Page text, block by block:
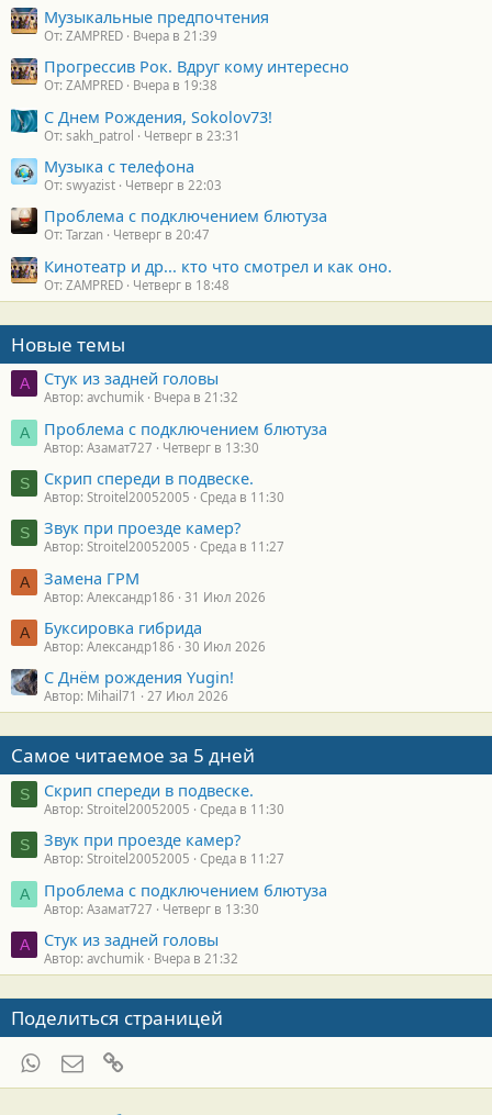
Музыкальные предпочтения
От: ZAMPRED Вчера в 21:39
Прогрессив Рок. Вдруг кому интересно
От: ZAMPRED Вчера в 19:38
С Днем Рождения, Sokolov73!
От: sakh_patrol Четверг в 23:31
Музыка с телефона
От: swyazist Четверг в 22:03
Проблема с подключением блютуза
От: Tarzan Четверг в 20:47
Кинотеатр и др... кто что смотрел и как оно.
От: ZAMPRED Четверг в 18:48
Новые темы
A Стук из задней головы
Автор: avchumik Вчера в 21:32
А Проблема с подключением блютуза
Автор: Азамат727 Четверг в 13:30
S Скрип спереди в подвеске.
Автор: Stroitel20052005 Среда в 11:30
S Звук при проезде камер?
Автор: Stroitel20052005 Среда в 11:27
А Замена ГРМ
Автор: Александр186 31 Июл 2026
А Буксировка гибрида
Автор: Александр186 30 Июл 2026
С Днём рождения Yugin!
Автор: Mihail71 27 Июл 2026
Самое читаемое за 5 дней
S Скрип спереди в подвеске.
Автор: Stroitel20052005 Среда в 11:30
S Звук при проезде камер?
Автор: Stroitel20052005 Среда в 11:27
А Проблема с подключением блютуза
Автор: Азамат727 Четверг в 13:30
A Стук из задней головы
Автор: avchumik Вчера в 21:32
Поделиться страницей
WhatsAppЭлектронная почта